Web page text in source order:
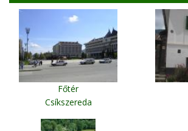
Főtér
Csíkszereda